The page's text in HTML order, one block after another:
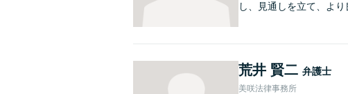
し、見通しを立て、よ
荒井 賢二 弁護士
美咲法律事務所